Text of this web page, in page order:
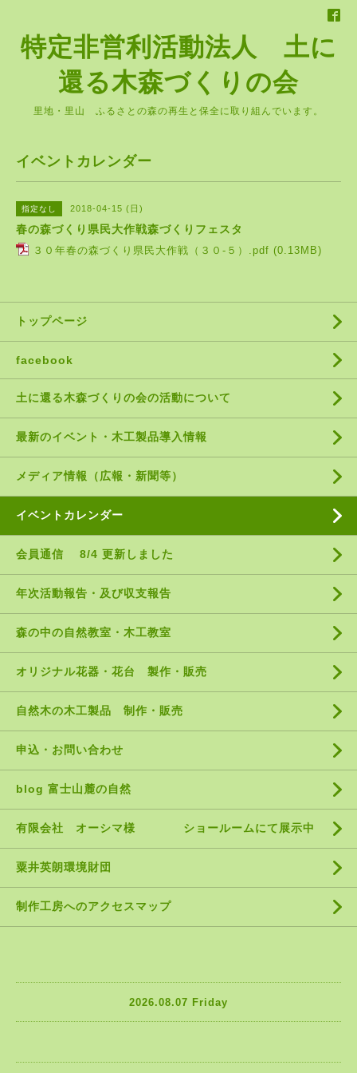
特定非営利活動法人 土に
還る木森づくりの会
里地・里山 ふるさとの森の再生と保全に取り組んでいます。
イベントカレンダー
指定なし 2018-04-15 (日)
春の森づくり県民大作戦森づくりフェスタ
３０年春の森づくり県民大作戦（３０-５）.pdf (0.13MB)
トップページ
facebook
土に還る木森づくりの会の活動について
最新のイベント・木工製品導入情報
メディア情報（広報・新聞等）
イベントカレンダー
会員通信 8/4 更新しました
年次活動報告・及び収支報告
森の中の自然教室・木工教室
オリジナル花器・花台 製作・販売
自然木の木工製品 制作・販売
申込・お問い合わせ
blog 富士山麓の自然
有限会社 オーシマ様 ショールームにて展示中
粟井英朗環境財団
制作工房へのアクセスマップ
2026.08.07 Friday